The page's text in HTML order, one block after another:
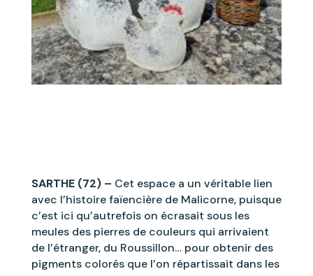
SARTHE (72) – Cet espace a un véritable lien
avec l’histoire faïencière de Malicorne, puisque
c’est ici qu’autrefois on écrasait sous les
meules des pierres de couleurs qui arrivaient
de l’étranger, du Roussillon… pour obtenir des
pigments colorés que l’on répartissait dans les